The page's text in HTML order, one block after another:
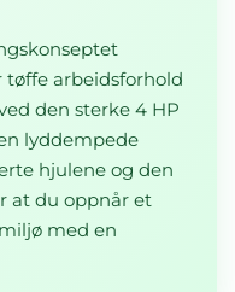
tøffe arbeidsforhold
den sterke 4 HP
lyddempede
hjulene og den
at du oppnår et
med en